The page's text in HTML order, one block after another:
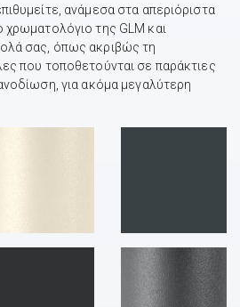
ανάμεσα στα απεριόριστα
της GLM και
σας, όπως ακριβώς τη
που τοποθετούνται σε παράκτιες
για ακόμα μεγαλύτερη